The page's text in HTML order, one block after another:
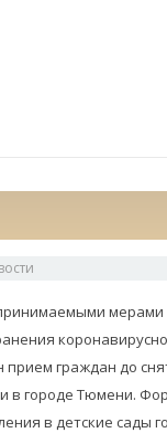
прием граждан до
в городе Тюмени.
в детские сады